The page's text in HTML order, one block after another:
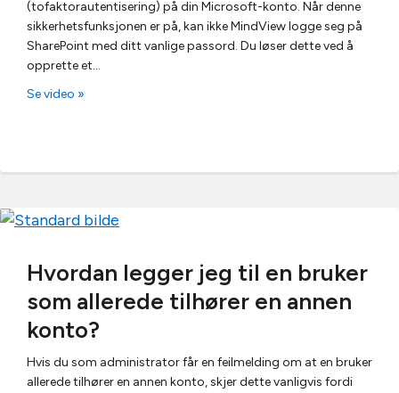
(tofaktorautentisering) på din Microsoft-konto. Når denne
sikkerhetsfunksjonen er på, kan ikke MindView logge seg på
SharePoint med ditt vanlige passord. Du løser dette ved å
opprette et…
Se video »
Hvordan legger jeg til en bruker
som allerede tilhører en annen
konto?
Hvis du som administrator får en feilmelding om at en bruker
allerede tilhører en annen konto, skjer dette vanligvis fordi